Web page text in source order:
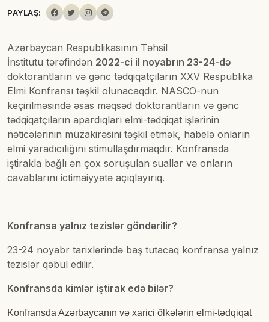
PAYLAŞ:
Azərbaycan Respublikasının Təhsil
İnstitutu tərəfindən 2022-ci il noyabrın 23-24-də
doktorantların və gənc tədqiqatçıların XXV Respublika
Elmi Konfransı təşkil olunacaqdır. NASCO-nun
keçirilməsində əsas məqsəd doktorantların və gənc
tədqiqatçıların apardıqları elmi-tədqiqat işlərinin
nəticələrinin müzakirəsini təşkil etmək, habelə onların
elmi yaradıcılığını stimullaşdırmaqdır. Konfransda
iştirakla bağlı ən çox soruşulan suallar və onların
cavablarını ictimaiyyətə açıqlayırıq.
Konfransa yalnız tezislər göndərilir?
23-24 noyabr tarixlərində baş tutacaq konfransa yalnız
tezislər qəbul edilir.
Konfransda kimlər iştirak edə bilər?
Konfransda Azərbaycanın və xarici ölkələrin elmi-tədqiqat